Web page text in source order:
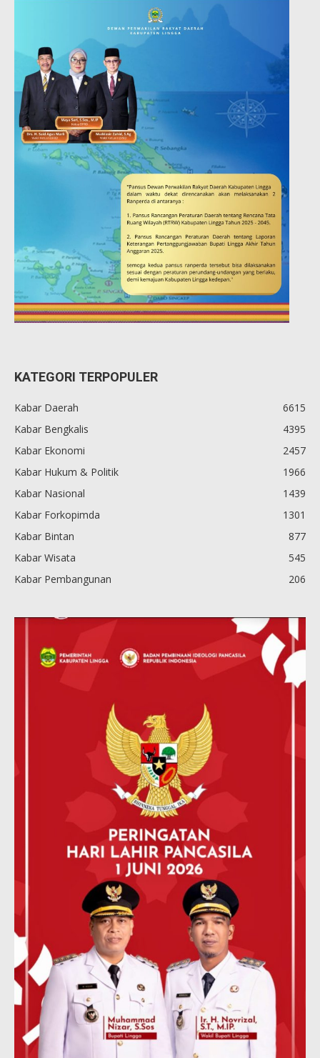
KATEGORI TERPOPULER
Kabar Daerah
6615
Kabar Bengkalis
4395
Kabar Ekonomi
2457
Kabar Hukum & Politik
1966
Kabar Nasional
1439
Kabar Forkopimda
1301
Kabar Bintan
877
Kabar Wisata
545
Kabar Pembangunan
206